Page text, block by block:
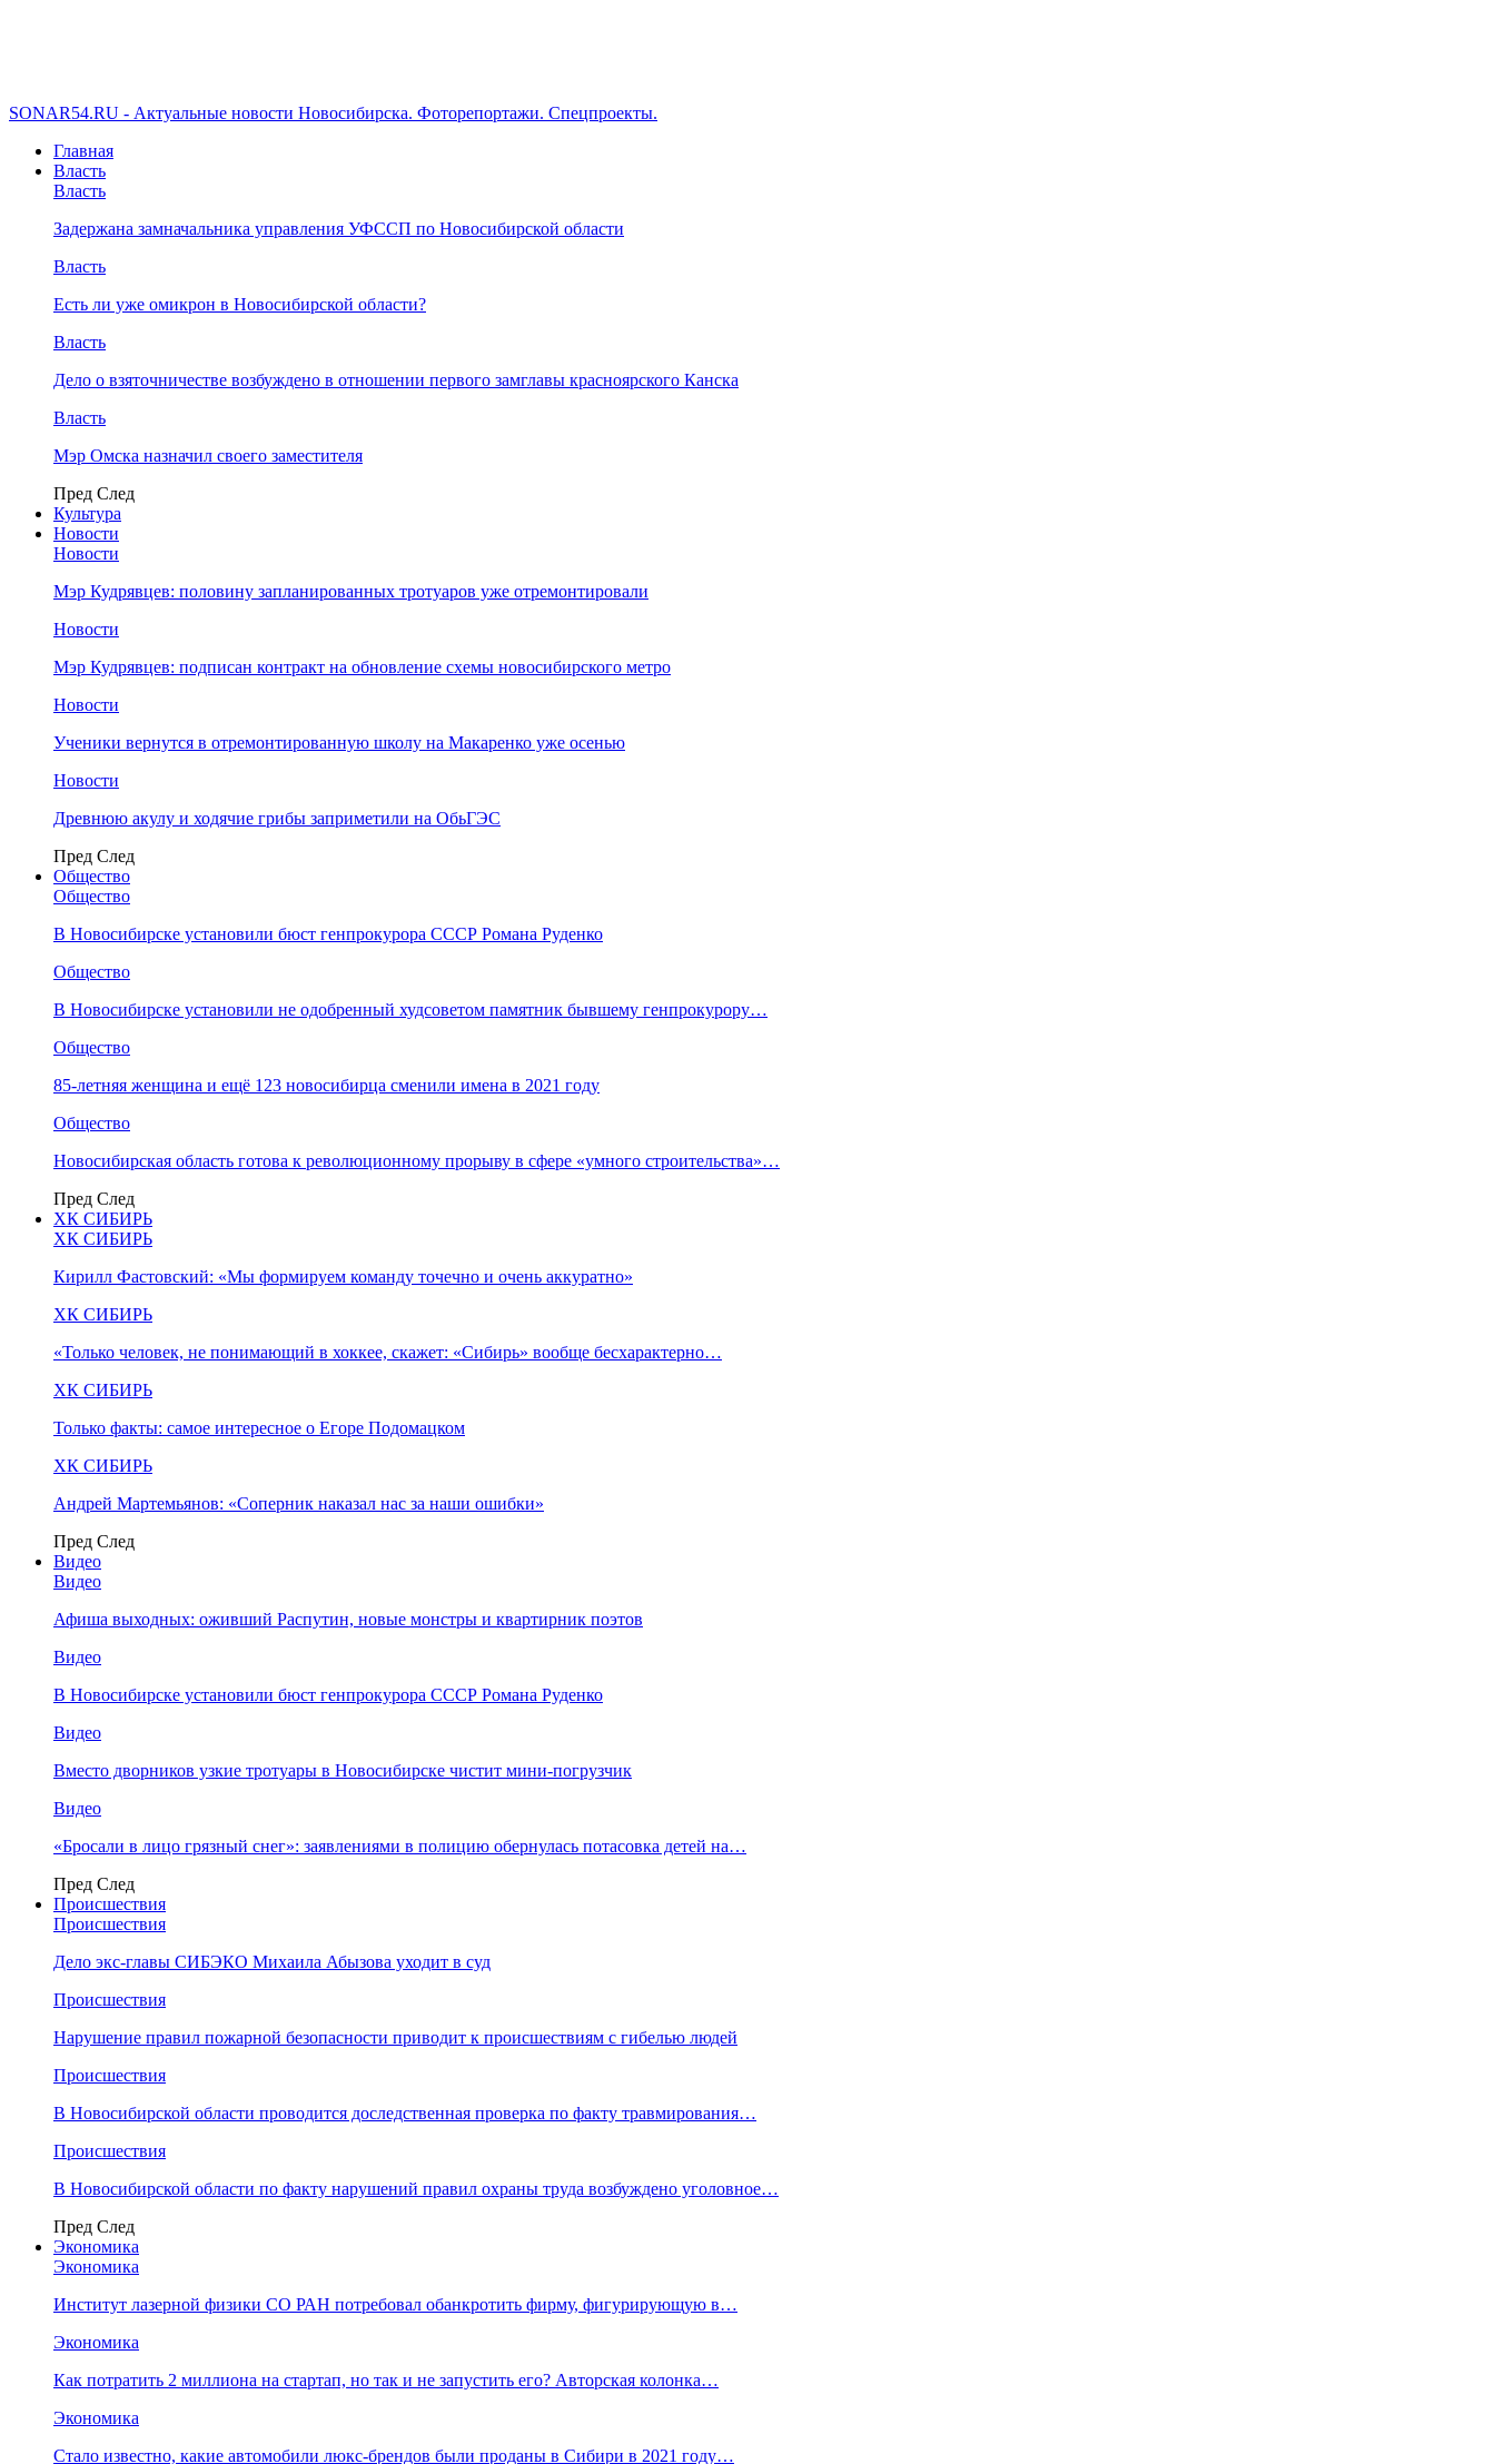
SONAR54.RU - Актуальные новости Новосибирска. Фоторепортажи. Спецпроекты.
Главная
Власть
Власть
Задержана замначальника управления УФССП по Новосибирской области
Власть
Есть ли уже омикрон в Новосибирской области?
Власть
Дело о взяточничестве возбуждено в отношении первого замглавы красноярского Канска
Власть
Мэр Омска назначил своего заместителя
Пред След
Культура
Новости
Новости
Мэр Кудрявцев: половину запланированных тротуаров уже отремонтировали
Новости
Мэр Кудрявцев: подписан контракт на обновление схемы новосибирского метро
Новости
Ученики вернутся в отремонтированную школу на Макаренко уже осенью
Новости
Древнюю акулу и ходячие грибы заприметили на ОбьГЭС
Пред След
Общество
Общество
В Новосибирске установили бюст генпрокурора СССР Романа Руденко
Общество
В Новосибирске установили не одобренный худсоветом памятник бывшему генпрокурору…
Общество
85-летняя женщина и ещё 123 новосибирца сменили имена в 2021 году
Общество
Новосибирская область готова к революционному прорыву в сфере «умного строительства»…
Пред След
ХК СИБИРЬ
ХК СИБИРЬ
Кирилл Фастовский: «Мы формируем команду точечно и очень аккуратно»
ХК СИБИРЬ
«Только человек, не понимающий в хоккее, скажет: «Сибирь» вообще бесхарактерно…
ХК СИБИРЬ
Только факты: самое интересное о Егоре Подомацком
ХК СИБИРЬ
Андрей Мартемьянов: «Соперник наказал нас за наши ошибки»
Пред След
Видео
Видео
Афиша выходных: оживший Распутин, новые монстры и квартирник поэтов
Видео
В Новосибирске установили бюст генпрокурора СССР Романа Руденко
Видео
Вместо дворников узкие тротуары в Новосибирске чистит мини-погрузчик
Видео
«Бросали в лицо грязный снег»: заявлениями в полицию обернулась потасовка детей на…
Пред След
Происшествия
Происшествия
Дело экс-главы СИБЭКО Михаила Абызова уходит в суд
Происшествия
Нарушение правил пожарной безопасности приводит к происшествиям с гибелью людей
Происшествия
В Новосибирской области проводится доследственная проверка по факту травмирования…
Происшествия
В Новосибирской области по факту нарушений правил охраны труда возбуждено уголовное…
Пред След
Экономика
Экономика
Институт лазерной физики СО РАН потребовал обанкротить фирму, фигурирующую в…
Экономика
Как потратить 2 миллиона на стартап, но так и не запустить его? Авторская колонка…
Экономика
Стало известно, какие автомобили люкс-брендов были проданы в Сибири в 2021 году…